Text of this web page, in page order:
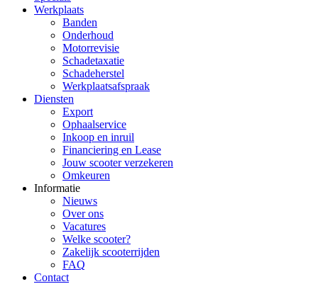
Werkplaats
Banden
Onderhoud
Motorrevisie
Schadetaxatie
Schadeherstel
Werkplaatsafspraak
Diensten
Export
Ophaalservice
Inkoop en inruil
Financiering en Lease
Jouw scooter verzekeren
Omkeuren
Informatie
Nieuws
Over ons
Vacatures
Welke scooter?
Zakelijk scooterrijden
FAQ
Contact